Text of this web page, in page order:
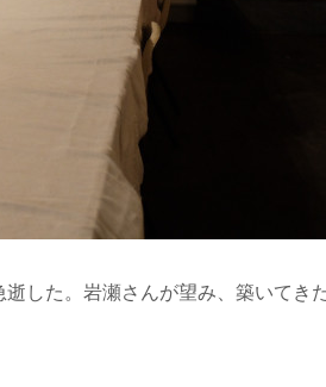
した。岩瀬さんが望み、築いてき